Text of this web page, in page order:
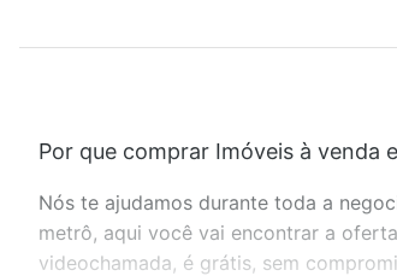
Por que comprar Imóveis à venda
Nós te ajudamos durante toda a
metrô, aqui você vai encontrar a
videochamada, é grátis, sem